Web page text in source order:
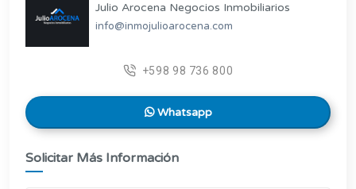
Julio Arocena Negocios Inmobiliarios
info@inmojulioarocena.com
+598 98 736 800
Whatsapp
Solicitar Más Información